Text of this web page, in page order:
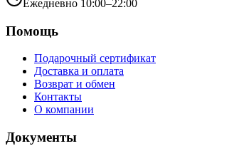
Ежедневно 10:00–22:00
Помощь
Подарочный сертификат
Доставка и оплата
Возврат и обмен
Контакты
О компании
Документы